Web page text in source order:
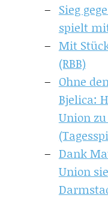
Sieg
spielt
Mit
(RBB)
Ohne
Bjelica:
Union
Dank
Union